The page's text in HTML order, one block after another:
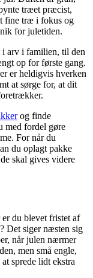
træet præcist,
fine træ i fokus og
for juletiden.
i arv i familien, til den
op for første gang.
er heldigvis hverken
at sørge for, at dit
og finde
med fordel gøre
For når du
du oplagt pakke
skal gives videre
du blevet fristet af
? Det siger næsten sig
når julen nærmer
men små engle,
sprede lidt ekstra